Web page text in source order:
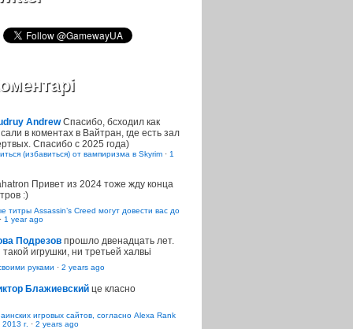
Andrew Спасибо, бсходил как
в коментах в Вайтран, где есть зал
Спасибо с 2025 года)
(избавиться) от вампиризма в Skyrim · 1
Привет из 2024 тоже жду конца
:)
титры Assassin’s Creed могут довести вас до
· 1 year ago
Подрезов прошло двенадцать лет.
такой игрушки, ни третьей халвьі
руками · 2 years ago
Блажиевский це класно
игровых сайтов, согласно Alexa Rank
г. · 2 years ago